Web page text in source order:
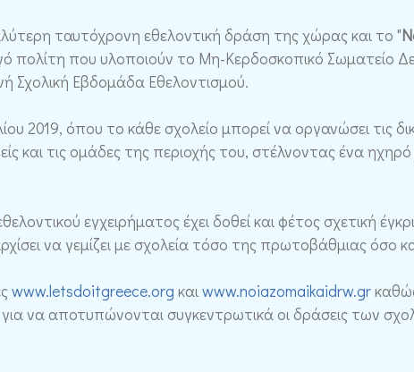
ταυτόχρονη εθελοντική δράση της χώρας και το "
πολίτη που υλοποιούν το Μη-Κερδοσκοπικό Σωματείο
Σχολική Εβδομάδα Εθελοντισμού.
2019, όπου το κάθε σχολείο μπορεί να οργανώσει τις
και τις ομάδες της περιοχής του, στέλνοντας ένα
εγχειρήματος έχει δοθεί και φέτος σχετική
να γεμίζει με σχολεία τόσο της πρωτοβάθμιας όσο
www.letsdoitgreece.org καιwww.noiazomaikaidrw.gr
να αποτυπώνονται συγκεντρωτικά οι δράσεις των